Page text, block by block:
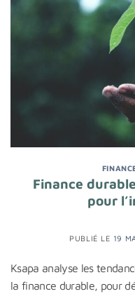
Finance
pour
PUBLIÉ LE 19
Ksapa analyse les
la finance durable, pour